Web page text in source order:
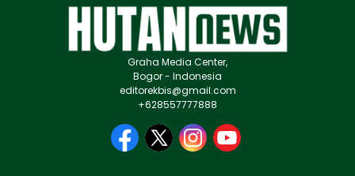
Graha Media Center,
Bogor - Indonesia
editorekbis@gmail.com
+628557777888